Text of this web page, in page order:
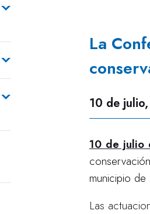
La
10 de
10 de julio
municipio de
Las